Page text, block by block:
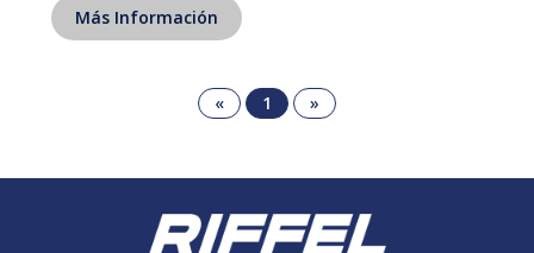
Más Información
« 1 »